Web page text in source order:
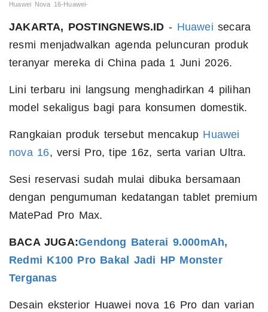
Huawei Nova 16-Huawei-
JAKARTA, POSTINGNEWS.ID - Huawei secara
resmi menjadwalkan agenda peluncuran produk
teranyar mereka di China pada 1 Juni 2026.
Lini terbaru ini langsung menghadirkan 4 pilihan
model sekaligus bagi para konsumen domestik.
Rangkaian produk tersebut mencakup Huawei
nova 16, versi Pro, tipe 16z, serta varian Ultra.
Sesi reservasi sudah mulai dibuka bersamaan
dengan pengumuman kedatangan tablet premium
MatePad Pro Max.
BACA JUGA:Gendong Baterai 9.000mAh,
Redmi K100 Pro Bakal Jadi HP Monster
Terganas
Desain eksterior Huawei nova 16 Pro dan varian